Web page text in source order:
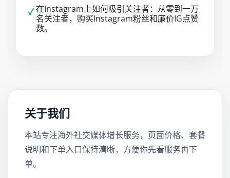
✓在Instagram上如何吸引关注者：从零到一万
名关注者，购买Instagram粉丝和廉价IG点赞
数。
关于我们
本站专注海外社交媒体增长服务，页面价格、套餐
说明和下单入口保持清晰，方便你先看服务再下
单。